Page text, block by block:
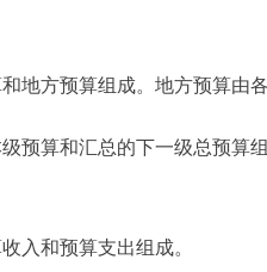
方预算组成。地方预算由
算和汇总的下一级总预算组
和预算支出组成。